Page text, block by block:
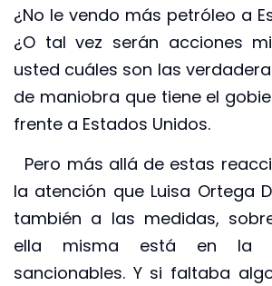
¿No le vendo más petróleo a
¿O tal vez serán acciones
usted cuáles son las
de maniobra que tiene el
frente a Estados Unidos.
Pero más allá de estas
la atención que Luisa Ortega
también a las medidas,
ella misma está en la
sancionables. Y si faltaba